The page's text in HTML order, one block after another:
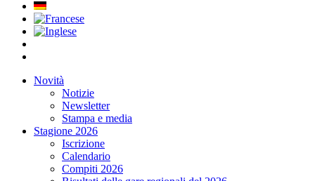
Novità
Notizie
Newsletter
Stampa e media
Stagione 2026
Iscrizione
Calendario
Compiti 2026